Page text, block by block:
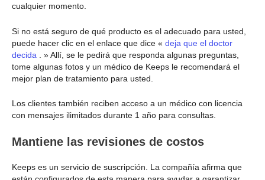
cualquier momento.
Si no está seguro de qué producto es el adecuado para usted,
puede hacer clic en el enlace que dice « deja que el doctor
decida . » Allí, se le pedirá que responda algunas preguntas,
tome algunas fotos y un médico de Keeps le recomendará el
mejor plan de tratamiento para usted.
Los clientes también reciben acceso a un médico con licencia
con mensajes ilimitados durante 1 año para consultas.
Mantiene las revisiones de costos
Keeps es un servicio de suscripción. La compañía afirma que